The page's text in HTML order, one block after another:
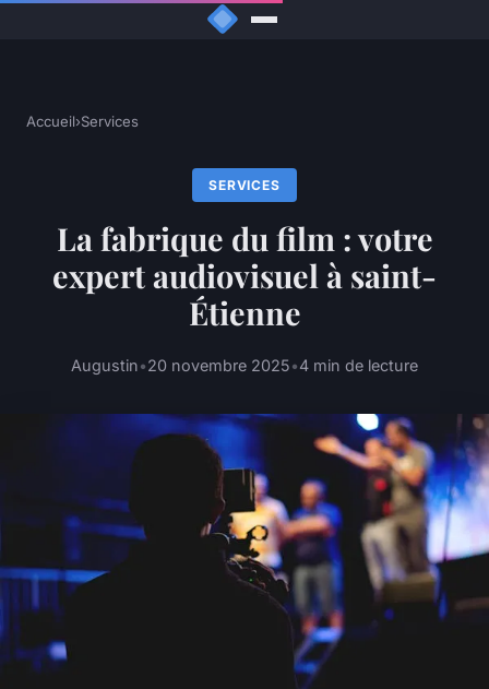
Accueil›Services
SERVICES
La fabrique du film : votre
expert audiovisuel à saint-
Étienne
Augustin•20 novembre 2025•4 min de lecture